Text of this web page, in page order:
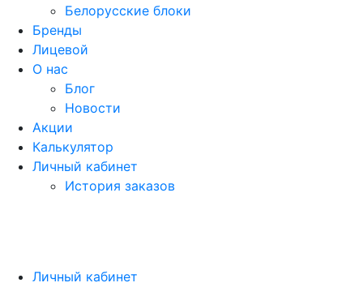
Белорусские блоки
Бренды
Лицевой
О нас
Блог
Новости
Акции
Калькулятор
Личный кабинет
История заказов
Личный кабинет